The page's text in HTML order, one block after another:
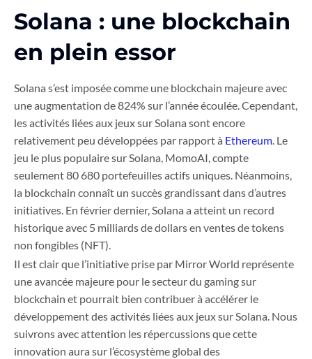
Solana : une blockchain
en plein essor
Solana s’est imposée comme une blockchain majeure avec
une augmentation de 824% sur l’année écoulée. Cependant,
les activités liées aux jeux sur Solana sont encore
relativement peu développées par rapport à Ethereum. Le
jeu le plus populaire sur Solana, MomoAI, compte
seulement 80 680 portefeuilles actifs uniques. Néanmoins,
la blockchain connaît un succès grandissant dans d’autres
initiatives. En février dernier, Solana a atteint un record
historique avec 5 milliards de dollars en ventes de tokens
non fongibles (NFT).
Il est clair que l’initiative prise par Mirror World représente
une avancée majeure pour le secteur du gaming sur
blockchain et pourrait bien contribuer à accélérer le
développement des activités liées aux jeux sur Solana. Nous
suivrons avec attention les répercussions que cette
innovation aura sur l’écosystème global des